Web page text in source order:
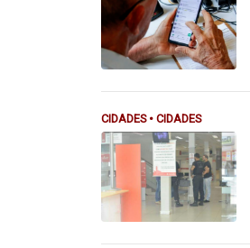
CIDADES • CIDADES